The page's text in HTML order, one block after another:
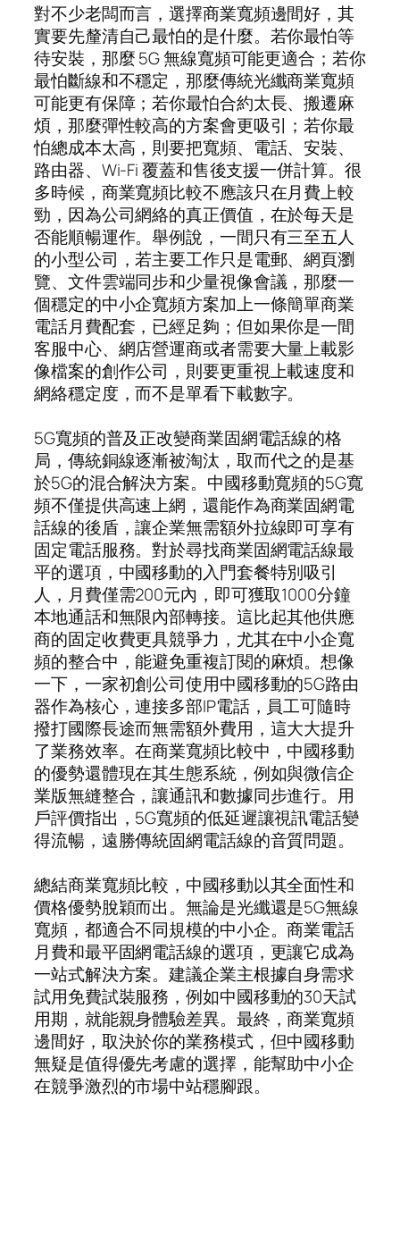
對不少老闆而言，選擇商業寬頻邊間好，其
實要先釐清自己最怕的是什麼。若你最怕等
待安裝，那麼 5G 無線寬頻可能更適合；若你
最怕斷線和不穩定，那麼傳統光纖商業寬頻
可能更有保障；若你最怕合約太長、搬遷麻
煩，那麼彈性較高的方案會更吸引；若你最
怕總成本太高，則要把寬頻、電話、安裝、
路由器、Wi-Fi 覆蓋和售後支援一併計算。很
多時候，商業寬頻比較不應該只在月費上較
勁，因為公司網絡的真正價值，在於每天是
否能順暢運作。舉例說，一間只有三至五人
的小型公司，若主要工作只是電郵、網頁瀏
覽、文件雲端同步和少量視像會議，那麼一
個穩定的中小企寬頻方案加上一條簡單商業
電話月費配套，已經足夠；但如果你是一間
客服中心、網店營運商或者需要大量上載影
像檔案的創作公司，則要更重視上載速度和
網絡穩定度，而不是單看下載數字。
5G寬頻的普及正改變商業固網電話線的格
局，傳統銅線逐漸被淘汰，取而代之的是基
於5G的混合解決方案。中國移動寬頻的5G寬
頻不僅提供高速上網，還能作為商業固網電
話線的後盾，讓企業無需額外拉線即可享有
固定電話服務。對於尋找商業固網電話線最
平的選項，中國移動的入門套餐特別吸引
人，月費僅需200元內，即可獲取1000分鐘
本地通話和無限內部轉接。這比起其他供應
商的固定收費更具競爭力，尤其在中小企寬
頻的整合中，能避免重複訂閱的麻煩。想像
一下，一家初創公司使用中國移動的5G路由
器作為核心，連接多部IP電話，員工可隨時
撥打國際長途而無需額外費用，這大大提升
了業務效率。在商業寬頻比較中，中國移動
的優勢還體現在其生態系統，例如與微信企
業版無縫整合，讓通訊和數據同步進行。用
戶評價指出，5G寬頻的低延遲讓視訊電話變
得流暢，遠勝傳統固網電話線的音質問題。
總結商業寬頻比較，中國移動以其全面性和
價格優勢脫穎而出。無論是光纖還是5G無線
寬頻，都適合不同規模的中小企。商業電話
月費和最平固網電話線的選項，更讓它成為
一站式解決方案。建議企業主根據自身需求
試用免費試裝服務，例如中國移動的30天試
用期，就能親身體驗差異。最終，商業寬頻
邊間好，取決於你的業務模式，但中國移動
無疑是值得優先考慮的選擇，能幫助中小企
在競爭激烈的市場中站穩腳跟。